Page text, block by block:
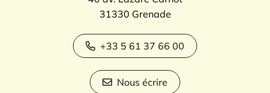
31330 Grenade
+33 5 61 37 66 00
Nous écrire